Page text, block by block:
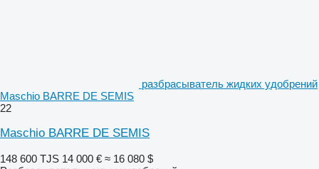
разбрасыватель жидких удобрений
Maschio BARRE DE SEMIS
22
Maschio BARRE DE SEMIS
148 600 TJS 14 000 € ≈ 16 080 $